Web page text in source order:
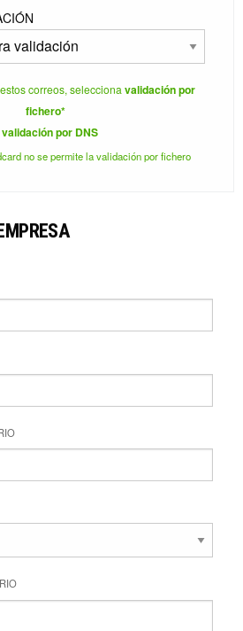
correos, selecciona validación por
fichero*
validación por DNS
no se permite la validación por fichero